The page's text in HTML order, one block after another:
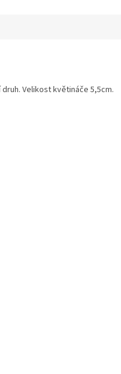
Velikost květináče 5,5cm.